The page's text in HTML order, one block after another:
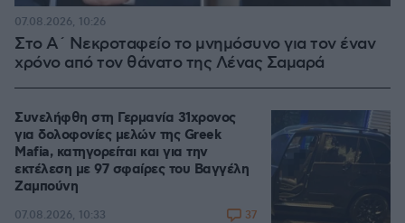
Στο Α΄ Νεκροταφείο το μνημόσυνο για τον έναν
χρόνο από τον θάνατο της Λένας Σαμαρά
07.08.2026, 10:26
Συνελήφθη στη Γερμανία 31χρονος
για δολοφονίες μελών της Greek
Mafia, κατηγορείται και για την
εκτέλεση με 97 σφαίρες του Βαγγέλη
Ζαμπούνη
07.08.2026, 10:33 37